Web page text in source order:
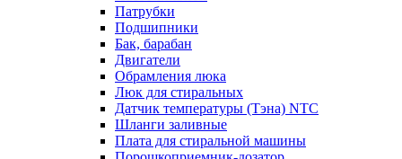
Патрубки
Подшипники
Бак, барабан
Двигатели
Обрамления люка
Люк для стиральных
Датчик температуры (Тэна) NTC
Шланги заливные
Плата для стиральной машины